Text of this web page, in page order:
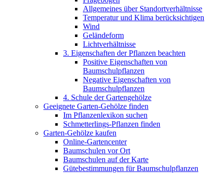
Allgemeines über Standortverhältnisse
Temperatur und Klima berücksichtigen
Wind
Geländeform
Lichtverhältnisse
3. Eigenschaften der Pflanzen beachten
Positive Eigenschaften von
Baumschulpflanzen
Negative Eigenschaften von
Baumschulpflanzen
4. Schule der Gartengehölze
Geeignete Garten-Gehölze finden
Im Pflanzenlexikon suchen
Schmetterlings-Pflanzen finden
Garten-Gehölze kaufen
Online-Gartencenter
Baumschulen vor Ort
Baumschulen auf der Karte
Gütebestimmungen für Baumschulpflanzen